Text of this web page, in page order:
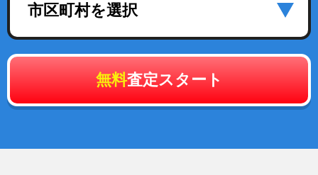
市区町村を選択
無料査定スタート